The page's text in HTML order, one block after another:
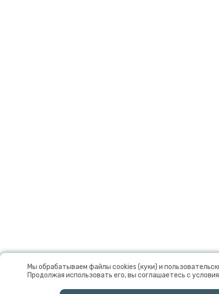
Мы обрабатываем файлы cookies (куки) и
Продолжая использовать его, вы соглашаетесь с